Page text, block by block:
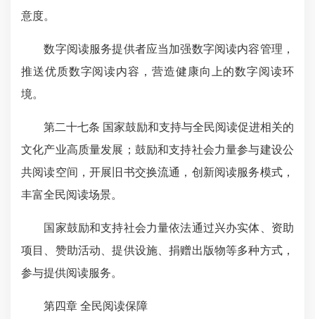
意度。
数字阅读服务提供者应当加强数字阅读内容管理，
推送优质数字阅读内容，营造健康向上的数字阅读环
境。
第二十七条 国家鼓励和支持与全民阅读促进相关的
文化产业高质量发展；鼓励和支持社会力量参与建设公
共阅读空间，开展旧书交换流通，创新阅读服务模式，
丰富全民阅读场景。
国家鼓励和支持社会力量依法通过兴办实体、资助
项目、赞助活动、提供设施、捐赠出版物等多种方式，
参与提供阅读服务。
第四章 全民阅读保障